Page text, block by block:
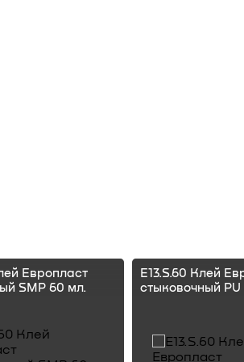
Европласт
SMP 60 мл.
E13.S.60 Клей
стыковочный PU